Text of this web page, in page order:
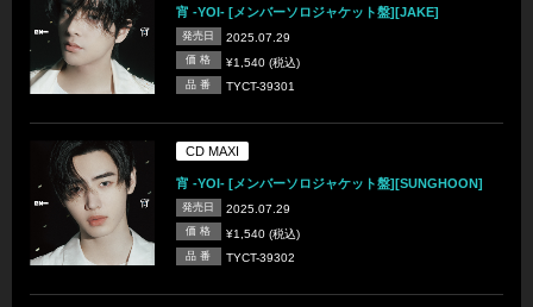
宵 -YOI- [メンバーソロジャケット盤][JAKE]
発売日 2025.07.29
価 格 ¥1,540 (税込)
品 番 TYCT-39301
CD MAXI
宵 -YOI- [メンバーソロジャケット盤][SUNGHOON]
発売日 2025.07.29
価 格 ¥1,540 (税込)
品 番 TYCT-39302